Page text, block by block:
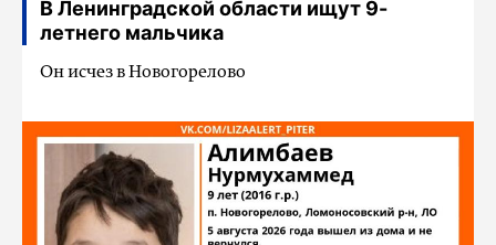
В Ленинградской области ищут 9-
летнего мальчика
Он исчез в Новогорелово